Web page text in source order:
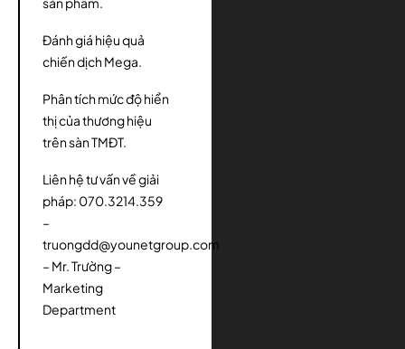
Đánh giá hiệu quả
chiến dịch Mega.
Phân tích mức độ hiển
thị của thương hiệu
trên sàn TMĐT.
Liên hệ tư vấn về giải
pháp: 070.3214.359
–
truongdd@younetgroup.com
– Mr. Trường –
Marketing
Department